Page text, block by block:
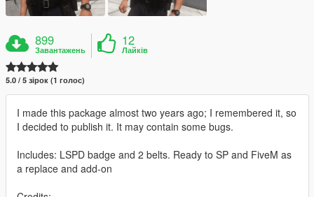
899
Завантажень
12
Лайків
5.0 / 5 зірок (1 голос)
I made this package almost two years ago; I remembered it, so
I decided to publish it. It may contain some bugs.
Includes: LSPD badge and 2 belts. Ready to SP and FiveM as
a replace and add-on